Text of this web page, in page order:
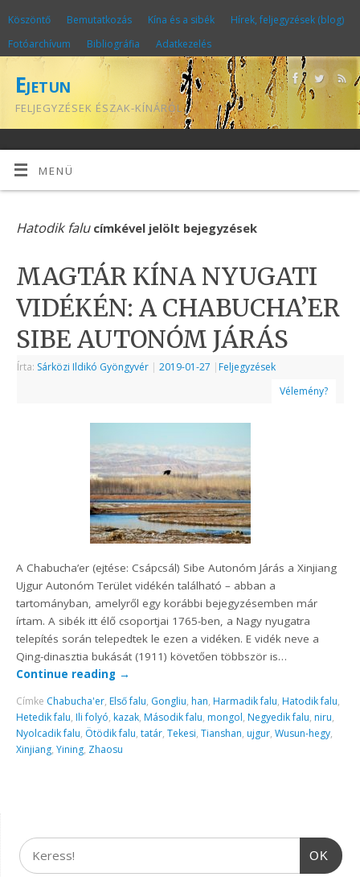
Köszöntő Bemutatkozás Kína és a sibék
Hírek, feljegyzések (blog)
Fotóarchívum
Bibliográfia Adatkezelés
Ejetun
FELJEGYZÉSEK ÉSZAK-KÍNÁRÓL
MENÜ
Hatodik falucímkével jelölt bejegyzések
MAGTÁR KÍNA NYUGATI
VIDÉKÉN: A CHABUCHA’ER
SIBE AUTONÓM JÁRÁS
Írta: Sárközi Ildikó Gyöngyvér | 2019-01-27 | Feljegyzések
Vélemény?
A Chabucha’er (ejtése: Csápcsál) Sibe Autonóm Járás a Xinjiang
Ujgur Autonóm Terület vidékén található – abban a
tartományban, amelyről egy korábbi bejegyzésemben már
írtam. A sibék itt élő csoportjai 1765-ben, a Nagy nyugatra
telepítés során telepedtek le ezen a vidéken. E vidék neve a
Qing-dinasztia bukását (1911) követően többször is…
Continue reading →
Címke Chabucha'er, Első falu, Gongliu, han, Harmadik falu, Hatodik falu,
Hetedik falu, Ili folyó, kazak, Második falu, mongol, Negyedik falu, niru,
Nyolcadik falu, Ötödik falu,tatár,Tekesi,Tianshan, ujgur,Wusun-hegy,
Xinjiang,Yining, Zhaosu
OK